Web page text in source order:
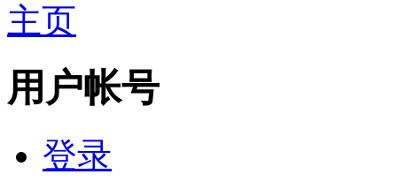
主页
用户帐号
登录